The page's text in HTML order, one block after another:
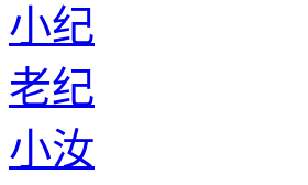
小纪
老纪
小汝